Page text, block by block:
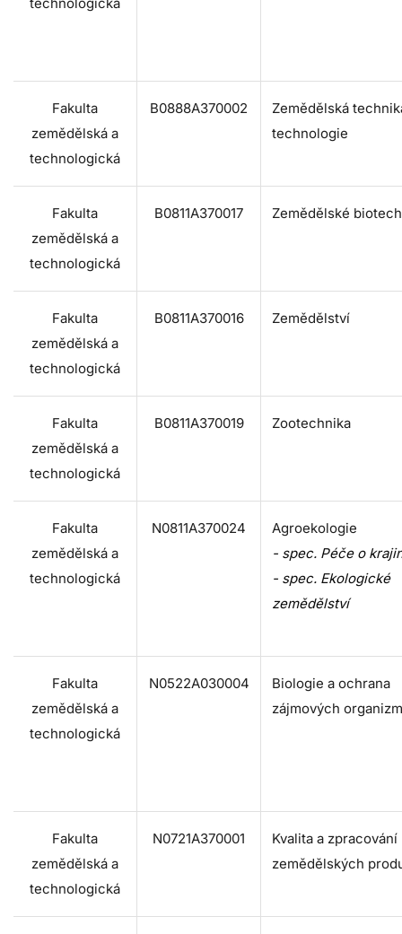
Fakulta
zemědělská a
technologická
B0888A370002
Zemědělská
technologie
Fakulta
zemědělská a
technologická
B0811A370017 Zemědělské
Fakulta
zemědělská a
technologická
B0811A370016 Zemědělství
Fakulta
zemědělská a
technologická
B0811A370019 Zootechnika
Fakulta
zemědělská a
technologická
N0811A370024
Agroekologie
- spec. Péče o
- spec. Ekologické
zemědělství
Fakulta
zemědělská a
technologická
N0522A030004
Biologie a ochrana
zájmových
Fakulta
zemědělská a
technologická
N0721A370001
Kvalita a zpracování
zemědělských